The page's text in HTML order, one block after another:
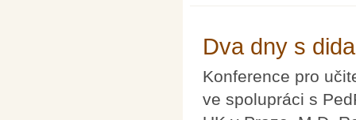
Dva dny s
Konference pro
ve spolupráci s